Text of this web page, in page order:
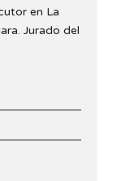
en La
Jurado del